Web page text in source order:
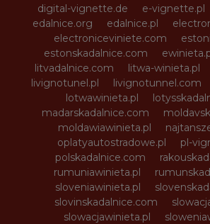
digital-vignette.de
e-vignette.pl
edalnice.org
edalnice.pl
electroniceviniete.com
estonskadalnice.com
litvadalnice.com
litwa-winieta.pl
livignotunel.pl
livignotunnel.com
lotwawinieta.pl
madarskadalnice.com
moldawiawinieta.pl
oplatyautostradowe.pl
pl-
polskadalnice.com
rumuniawinieta.pl
sloveniawinieta.pl
slovinskadalnice.com
slowacjawinieta.pl